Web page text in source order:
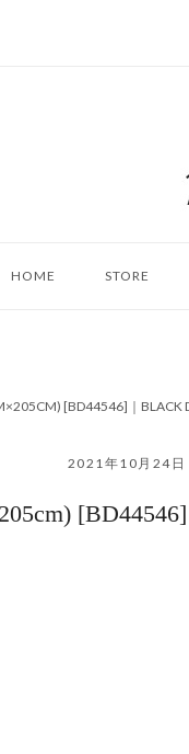
HOME STORE
[BD44546]｜BLACK
2021年10月24日